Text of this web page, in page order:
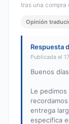
tras una
Opinión
Respuesta
Publicada el
Buenos
Le
entrega
especifica